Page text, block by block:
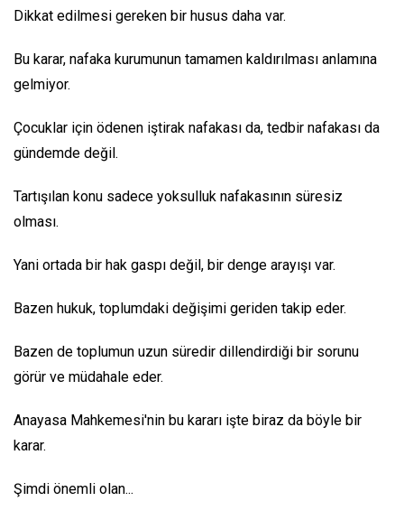
Dikkat edilmesi gereken bir husus daha var.
Bu karar, nafaka kurumunun tamamen kaldırılması anlamına
gelmiyor.
Çocuklar için ödenen iştirak nafakası da, tedbir nafakası da
gündemde değil.
Tartışılan konu sadece yoksulluk nafakasının süresiz
olması.
Yani ortada bir hak gaspı değil, bir denge arayışı var.
Bazen hukuk, toplumdaki değişimi geriden takip eder.
Bazen de toplumun uzun süredir dillendirdiği bir sorunu
görür ve müdahale eder.
Anayasa Mahkemesi'nin bu kararı işte biraz da böyle bir
karar.
Şimdi önemli olan...